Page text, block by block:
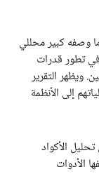
وصفه كبير محللي
تطور قدرات
ويظهر التقرير
إلى الأنظمة
الأكواد
الأدوات